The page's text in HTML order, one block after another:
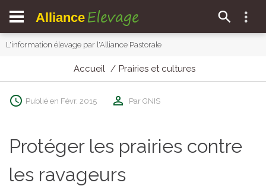
Alliance Elevage
L'information élevage par l'Alliance Pastorale
Accueil Prairies et cultures
Publié en Févr. 2015 Par GNIS
Protéger les prairies contre
les ravageurs